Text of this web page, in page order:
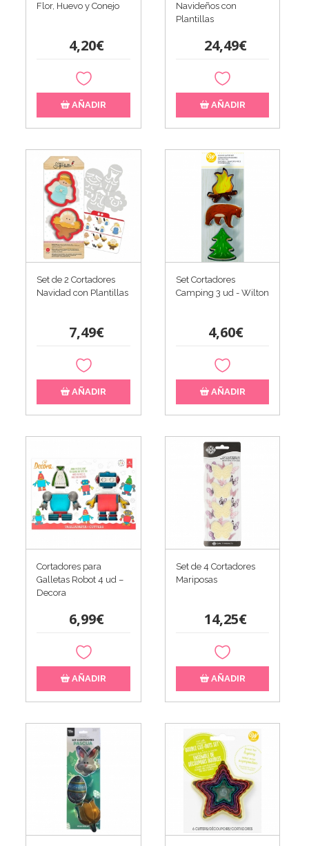
Flor, Huevo y Conejo
4,20€
AÑADIR
Navideños con
Plantillas
24,49€
AÑADIR
Set de 2 Cortadores
Navidad con Plantillas
7,49€
AÑADIR
Set Cortadores
Camping 3 ud - Wilton
4,60€
AÑADIR
Cortadores para
Galletas Robot 4 ud –
Decora
6,99€
AÑADIR
Set de 4 Cortadores
Mariposas
14,25€
AÑADIR